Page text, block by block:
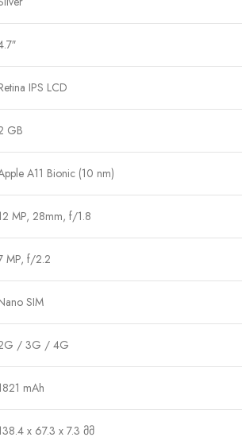
IPS LCD
GB
A11 Bionic (10 nm)
MP, 28mm, f/1.8
MP, f/2.2
SIM
/ 3G / 4G
mAh
x 67.3 x 7.3 მმ